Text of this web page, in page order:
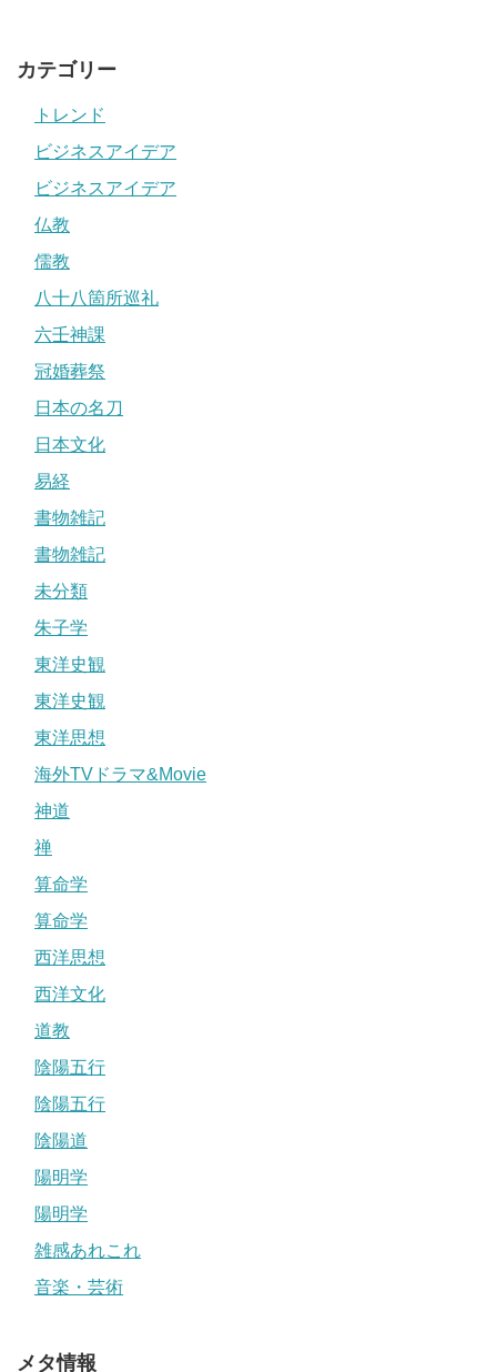
カテゴリー
トレンド
ビジネスアイデア
ビジネスアイデア
仏教
儒教
八十八箇所巡礼
六壬神課
冠婚葬祭
日本の名刀
日本文化
易経
書物雑記
書物雑記
未分類
朱子学
東洋史観
東洋史観
東洋思想
海外TVドラマ&Movie
神道
禅
算命学
算命学
西洋思想
西洋文化
道教
陰陽五行
陰陽五行
陰陽道
陽明学
陽明学
雑感あれこれ
音楽・芸術
メタ情報